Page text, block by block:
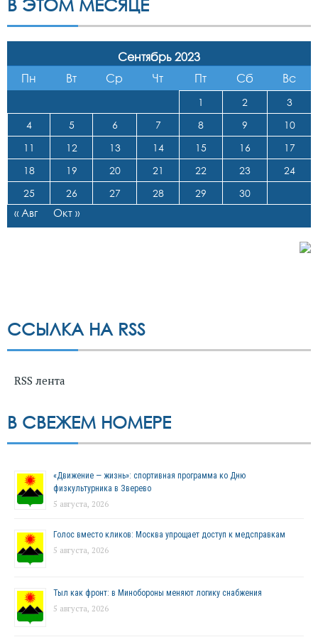
В ЭТОМ МЕСЯЦЕ
Сентябрь 2023
Пн
Вт Ср Чт Пт Сб Вс
1 2
3
4
5 6 7 8 9
10
11
12 13 14 15 16
17
18
19 20 21 22 23
24
25
26 27 28 29 30
« Авг Окт »
ССЫЛКА НА RSS
RSS лента
В СВЕЖЕМ НОМЕРЕ
«Движение — жизнь»: спортивная программа ко Дню
физкультурника в Зверево
5 августа, 2026
Голос вместо кликов: Москва упрощает доступ к медсправкам
5 августа, 2026
Тыл как фронт: в Минобороны меняют логику снабжения
5 августа, 2026